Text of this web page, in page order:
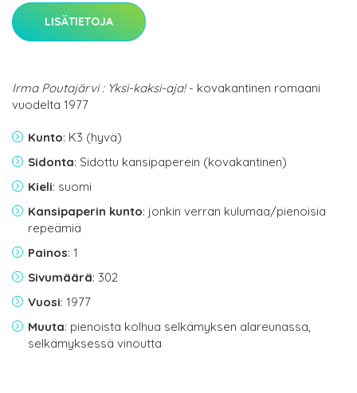
LISÄTIETOJA
Irma Poutajärvi : Yksi-kaksi-aja!- kovakantinen romaani
vuodelta 1977
Kunto: K3 (hyvä)
Sidonta: Sidottu kansipaperein (kovakantinen)
Kieli: suomi
Kansipaperin kunto: jonkin verran kulumaa/pienoisia
repeämiä
Painos: 1
Sivumäärä: 302
Vuosi: 1977
Muuta: pienoista kolhua selkämyksen alareunassa,
selkämyksessä vinoutta